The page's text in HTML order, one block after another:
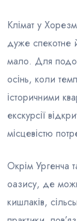
Клімат у
дуже спекотне
мало. Для
осінь, коли
історичними
екскурсії
місцевістю
Окрім Ургенча
оазису, де
кишлаків,